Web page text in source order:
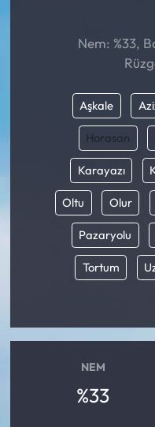
Nem: %33,
Aşkale
Horasan
Karayazı
Oltu Olur
Pazaryolu
Tortum
NEM
%33